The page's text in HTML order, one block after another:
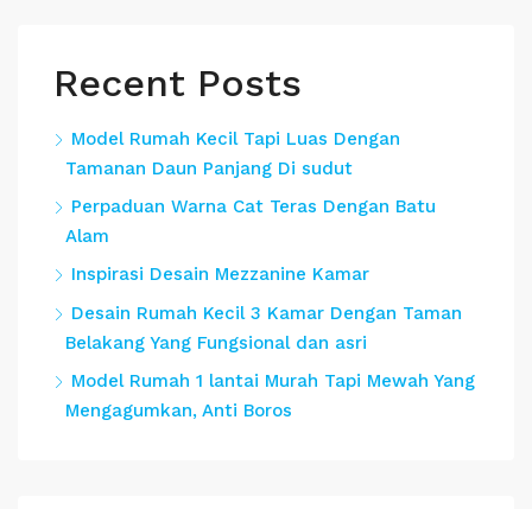
Recent Posts
Model Rumah Kecil Tapi Luas Dengan
Tamanan Daun Panjang Di sudut
Perpaduan Warna Cat Teras Dengan Batu
Alam
Inspirasi Desain Mezzanine Kamar
Desain Rumah Kecil 3 Kamar Dengan Taman
Belakang Yang Fungsional dan asri
Model Rumah 1 lantai Murah Tapi Mewah Yang
Mengagumkan, Anti Boros